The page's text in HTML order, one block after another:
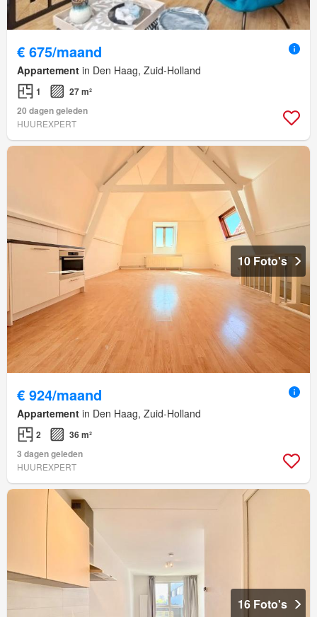
€ 675/maand
Appartement in Den Haag, Zuid-Holland
1
27 m²
20 dagen geleden
HUUREXPERT
10 Foto's
€ 924/maand
Appartement in Den Haag, Zuid-Holland
2
36 m²
3 dagen geleden
HUUREXPERT
16 Foto's